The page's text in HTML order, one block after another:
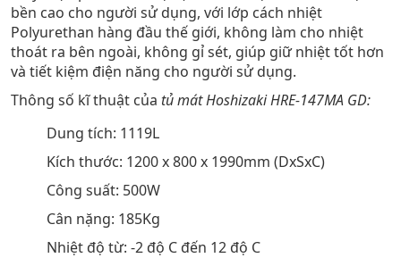
bền cao cho người sử dụng, với lớp cách nhiệt
Polyurethan hàng đầu thế giới, không làm cho nhiệt
thoát ra bên ngoài, không gỉ sét, giúp giữ nhiệt tốt hơn
và tiết kiệm điện năng cho người sử dụng.
Thông số kĩ thuật của tủ mát HoshizakiHRE-147MA GD:
Dung tích: 1119L
Kích thước: 1200 x 800 x 1990mm (DxSxC)
Công suất: 500W
Cân nặng: 185Kg
Nhiệt độ từ: -2 độ C đến 12 độ C